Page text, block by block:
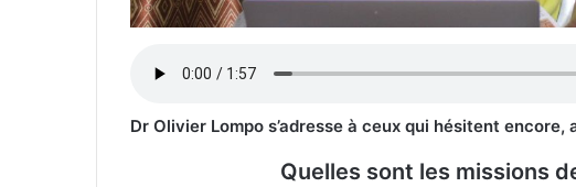
Dr Olivier Lompo s’adresse à ceux qui hésitent encore,
Quelles sont les missions